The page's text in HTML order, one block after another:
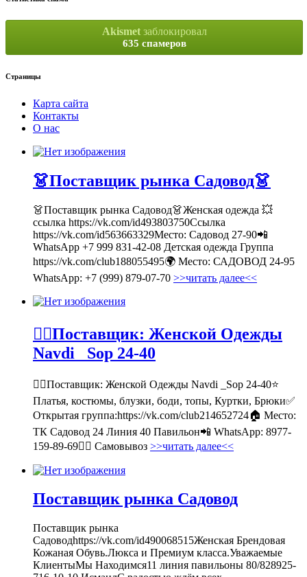
Akismetзаблокировал
635 спамеров
Страницы
Карта сайта
Контакты
О нас
👗Поставщик рынка Садовод👗
👗Поставщик рынка Садовод👗Женская одежда 💥
ссылка https://vk.com/id493803750Ссылка
https://vk.com/id563663329Место: Садовод 27-90📲
WhatsApp +7 999 831-42-08 Детская одежда Группа
https://vk.com/club188055495🌍 Место: САДОВОД 24-95
WhatsApp: +7 (999) 879-07-70 >>читать далее<<
💁‍♂Поставщик: Женской Одежды
Navdi _Sop 24-40
💁‍♂Поставщик: Женской Одежды Navdi _Sop 24-40⭐
Платья, костюмы, блузки, боди, топы, Куртки, Брюки✅
Открытая группа:https://vk.com/club214652724🏠 Место:
ТК Садовод 24 Линия 40 Павильон📲 WhatsApp: 8977-
159-89-69🚶‍♀ Самовывоз >>читать далее<<
Поставщик рынка Садовод
Поставщик рынка
Садоводhttps://vk.com/id490068515Женская Брендовая
Кожаная Обувь.Люкса и Премиум класса.Уважаемые
КлиентыМы Находимся11 линия павильоны 80/828925-